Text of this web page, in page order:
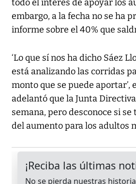
todo el interés de apoyar los
embargo, a la fecha no se ha
informe sobre el 40% que
‘Lo que sí nos ha dicho Sáez
está analizando las corridas
monto que se puede aportar’,
adelantó que la Junta
semana, pero desconoce si se
del aumento para los adultos